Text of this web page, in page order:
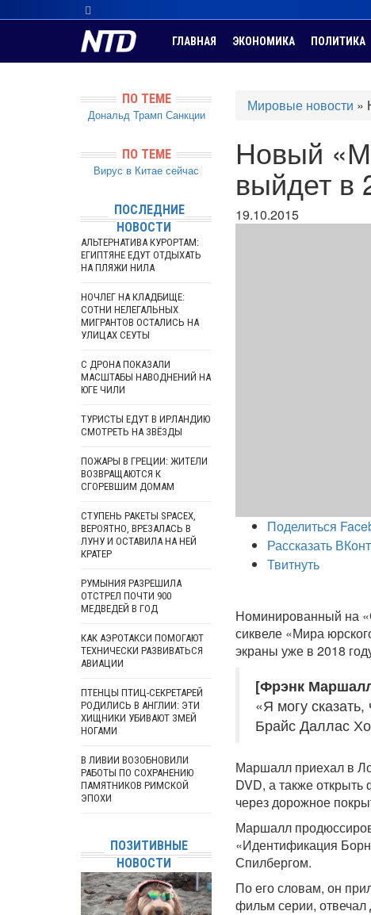
ГЛАВНАЯ ЭКОНОМИКА ПОЛИТИКА
Мировые новости »
Новый
выйдет в
19.10.2015
Поделиться
Рассказать
Твитнуть
Номинированный на
сиквеле «Мира
экраны уже в 2018
[Фрэнк
«Я могу
Брайс Даллас
Маршалл приехал в
DVD, а также
через дорожное
Маршалл
«Идентификация
Спилбергом.
По его словам, он
фильм серии, отвечал
ПО ТЕМЕ
Дональд Трамп Санкции
ПО ТЕМЕ
Вирус в Китае сейчас
ПОСЛЕДНИЕ
НОВОСТИ
АЛЬТЕРНАТИВА КУРОРТАМ:
ЕГИПТЯНЕ ЕДУТ ОТДЫХАТЬ
НА ПЛЯЖИ НИЛА
НОЧЛЕГ НА КЛАДБИЩЕ:
СОТНИ НЕЛЕГАЛЬНЫХ
МИГРАНТОВ ОСТАЛИСЬ НА
УЛИЦАХ СЕУТЫ
С ДРОНА ПОКАЗАЛИ
МАСШТАБЫ НАВОДНЕНИЙ НА
ЮГЕ ЧИЛИ
ТУРИСТЫ ЕДУТ В ИРЛАНДИЮ
СМОТРЕТЬ НА ЗВЁЗДЫ
ПОЖАРЫ В ГРЕЦИИ: ЖИТЕЛИ
ВОЗВРАЩАЮТСЯ К
СГОРЕВШИМ ДОМАМ
СТУПЕНЬ РАКЕТЫ SPACEX,
ВЕРОЯТНО, ВРЕЗАЛАСЬ В
ЛУНУ И ОСТАВИЛА НА НЕЙ
КРАТЕР
РУМЫНИЯ РАЗРЕШИЛА
ОТСТРЕЛ ПОЧТИ 900
МЕДВЕДЕЙ В ГОД
КАК АЭРОТАКСИ ПОМОГАЮТ
ТЕХНИЧЕСКИ РАЗВИВАТЬСЯ
АВИАЦИИ
ПТЕНЦЫ ПТИЦ-СЕКРЕТАРЕЙ
РОДИЛИСЬ В АНГЛИИ: ЭТИ
ХИЩНИКИ УБИВАЮТ ЗМЕЙ
НОГАМИ
В ЛИВИИ ВОЗОБНОВИЛИ
РАБОТЫ ПО СОХРАНЕНИЮ
ПАМЯТНИКОВ РИМСКОЙ
ЭПОХИ
ПОЗИТИВНЫЕ
НОВОСТИ